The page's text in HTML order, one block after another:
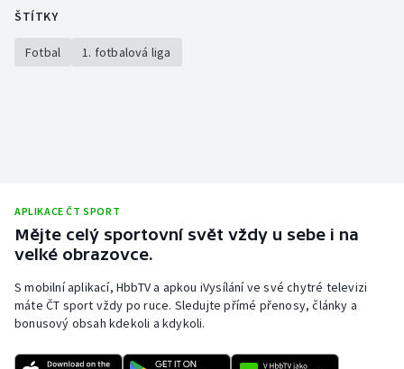
ŠTÍTKY
Fotbal 1. fotbalová liga
APLIKACE ČT SPORT
Mějte celý sportovní svět vždy u sebe i na
velké obrazovce.
S mobilní aplikací, HbbTV a apkou iVysílání ve své chytré televizi
máte ČT sport vždy po ruce. Sledujte přímé přenosy, články a
bonusový obsah kdekoli a kdykoli.